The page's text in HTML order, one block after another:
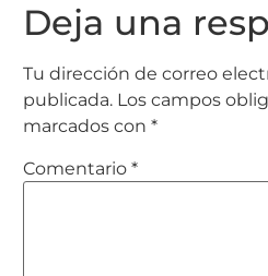
Deja una
Tu dirección de correo
publicada. Los campos
marcados con *
Comentario *